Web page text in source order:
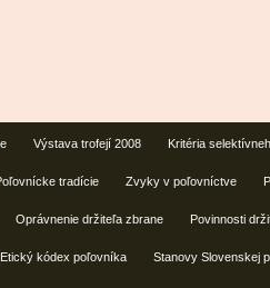
Výstava trofejí 2008 Kritéria
tradície Zvyky v poľovníctve
Oprávnenie držiteľa zbrane Povinnosti
Etický kódex poľovníka Stanovy Slovenskej